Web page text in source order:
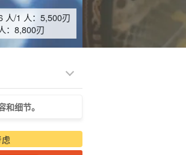
人/1 人： 5,500刃
： 8,800刃
制造经验
和细节。